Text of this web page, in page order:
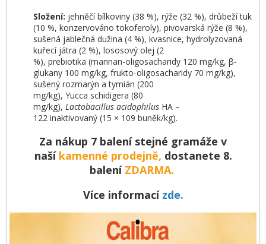
Složení: jehněčí bílkoviny (38 %), rýže (32 %), drůbeží tuk
(10 %, konzervováno tokoferoly), pivovarská rýže (8 %),
sušená jablečná dužina (4 %), kvasnice, hydrolyzovaná
kuřecí játra (2 %), lososový olej (2
%), prebiotika (mannan-oligosacharidy 120 mg/kg, β-
glukany 100 mg/kg, frukto-oligosacharidy 70 mg/kg),
sušený rozmarýn a tymián (200
mg/kg), Yucca schidigera (80
mg/kg), Lactobacillus acidophilus HA –
122 inaktivovaný (15 × 109 buněk/kg).
Za nákup 7 balení stejné gramáže v
naší kamenné prodejně, dostanete 8.
baleníZDARMA.
Více informací zde.